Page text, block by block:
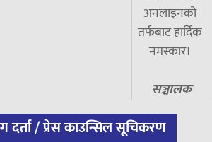
अनलाइनको
तर्फबाट हार्दिक
नमस्कार।
सञ्चालक
दर्ता / प्रेस काउन्सिल सूचिकरण